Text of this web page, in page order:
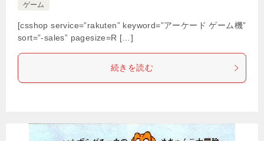
ゲーム
[csshop service=”rakuten” keyword=”アーケード ゲーム機”
sort=”-sales” pagesize=R […]
続きを読む